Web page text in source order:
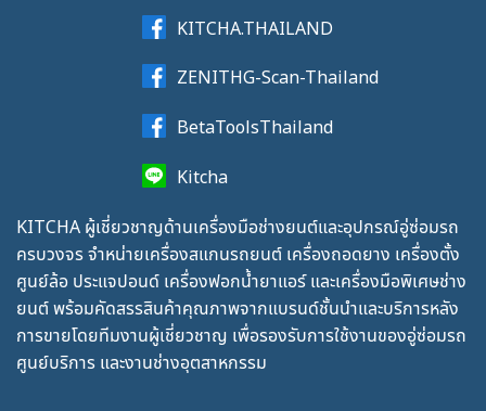
KITCHA.THAILAND
ZENITHG-Scan-Thailand
BetaToolsThailand
Kitcha
KITCHA ผู้เชี่ยวชาญด้านเครื่องมือช่างยนต์และอุปกรณ์อู่ซ่อมรถ
ครบวงจร จำหน่ายเครื่องสแกนรถยนต์ เครื่องถอดยาง เครื่องตั้ง
ศูนย์ล้อ ประแจปอนด์ เครื่องฟอกน้ำยาแอร์ และเครื่องมือพิเศษช่าง
ยนต์ พร้อมคัดสรรสินค้าคุณภาพจากแบรนด์ชั้นนำและบริการหลัง
การขายโดยทีมงานผู้เชี่ยวชาญ เพื่อรองรับการใช้งานของอู่ซ่อมรถ
ศูนย์บริการ และงานช่างอุตสาหกรรม